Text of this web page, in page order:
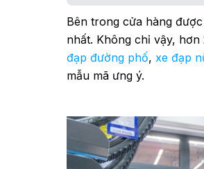
Bên trong cửa hàng
nhất. Không chỉ vậy,
đạp đường phố, xe đạp
mẫu mã ưng ý.